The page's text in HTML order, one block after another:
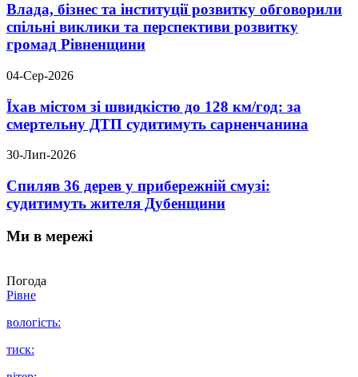
Влада, бізнес та інституції розвитку обговорили
спільні виклики та перспективи розвитку
громад Рівненщини
04-Сер-2026
Їхав містом зі швидкістю до 128 км/год: за
смертельну ДТП судитимуть сарненчанина
30-Лип-2026
Спиляв 36 дерев у прибережній смузі:
судитимуть жителя Дубенщини
Ми в мережі
Погода
Рівне
вологість:
тиск: